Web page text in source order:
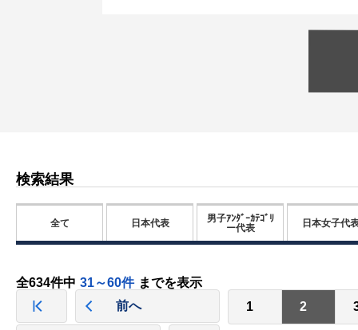
検索結果
全て 日本代表
男子ｱﾝﾀﾞｰｶﾃｺﾞﾘ
ー代表
日本女子代
全634件中 31～60件 までを表示
前へ
1 2